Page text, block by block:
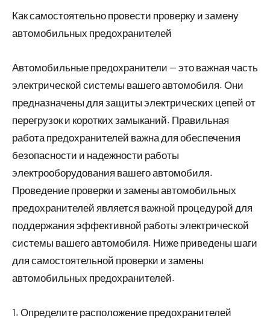
Как самостоятельно провести проверку и замену
автомобильных предохранителей
Автомобильные предохранители — это важная часть
электрической системы вашего автомобиля. Они
предназначены для защиты электрических цепей от
перегрузок и коротких замыканий. Правильная
работа предохранителей важна для обеспечения
безопасности и надежности работы
электрооборудования вашего автомобиля.
Проведение проверки и замены автомобильных
предохранителей является важной процедурой для
поддержания эффективной работы электрической
системы вашего автомобиля. Ниже приведены шаги
для самостоятельной проверки и замены
автомобильных предохранителей.
1. Определите расположение предохранителей